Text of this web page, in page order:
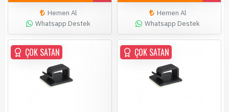
Hemen Al
Whatsapp Destek
Hemen Al
Whatsapp Destek
ÇOK SATAN ÇOK SATAN